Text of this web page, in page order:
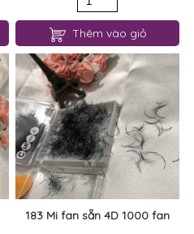
Thêm vào giỏ
183 Mi fan sẵn 4D 1000 fan